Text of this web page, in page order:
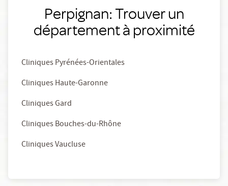
Perpignan: Trouver un
département à proximité
Cliniques Pyrénées-Orientales
Cliniques Haute-Garonne
Cliniques Gard
Cliniques Bouches-du-Rhône
Cliniques Vaucluse